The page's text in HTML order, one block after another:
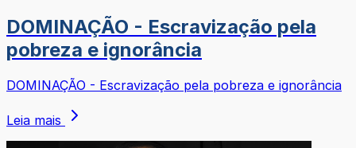
DOMINAÇÃO - Escravização pela
pobreza e ignorância
DOMINAÇÃO - Escravização pela pobreza e ignorância
Leia mais